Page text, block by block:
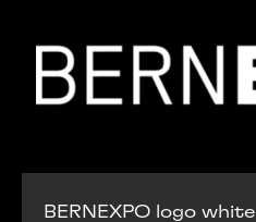
BERNEXPO logo white